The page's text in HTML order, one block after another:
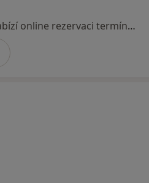
Tento specialista nenabízí online rezervaci termínu na této adrese.